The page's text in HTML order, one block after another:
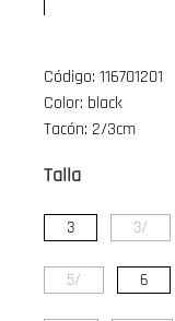
Código: 116701201
Color: black
Tacón: 2/3cm
Talla
3 3/
5/ 6